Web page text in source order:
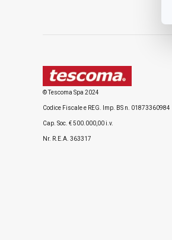
© Tescoma Spa 2024
Codice Fiscale e REG. Imp. BS n. 01873360984
Cap. Soc. € 500.000,00 i.v.
Nr. R.E.A. 363317